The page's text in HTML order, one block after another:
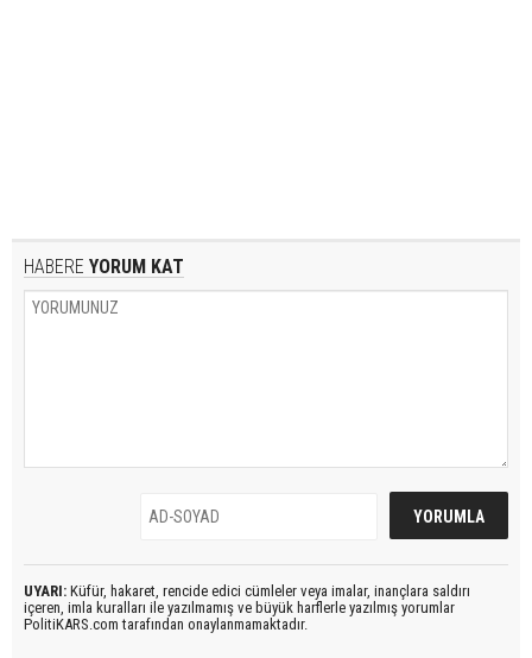
HABERE YORUM KAT
UYARI: Küfür, hakaret, rencide edici cümleler veya imalar, inançlara saldırı
içeren, imla kuralları ile yazılmamış ve büyük harflerle yazılmış yorumlar
PolitiKARS.com tarafından onaylanmamaktadır.